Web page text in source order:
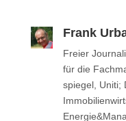
Frank
Freier
für die
spie­gel, Uniti;